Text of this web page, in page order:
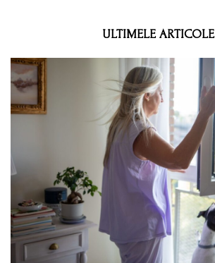
ULTIMELE ARTICOLE